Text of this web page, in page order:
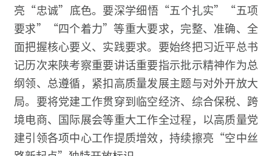
亮“忠诚”底色。要深学细悟“五个扎实”“五项
要求”“四个着力”等重大要求，完整、准确、全
面把握核心要义、实践要求。要始终把习近平总书
记历次来陕考察重要讲话重要指示批示精神作为总
纲领、总遵循，紧扣高质量发展主题与对外开放大
局。要将党建工作贯穿到临空经济、综合保税、跨
境电商、国际展会等重大工作全过程，以高质量党
建引领各项中心工作提质增效，持续擦亮“空中丝